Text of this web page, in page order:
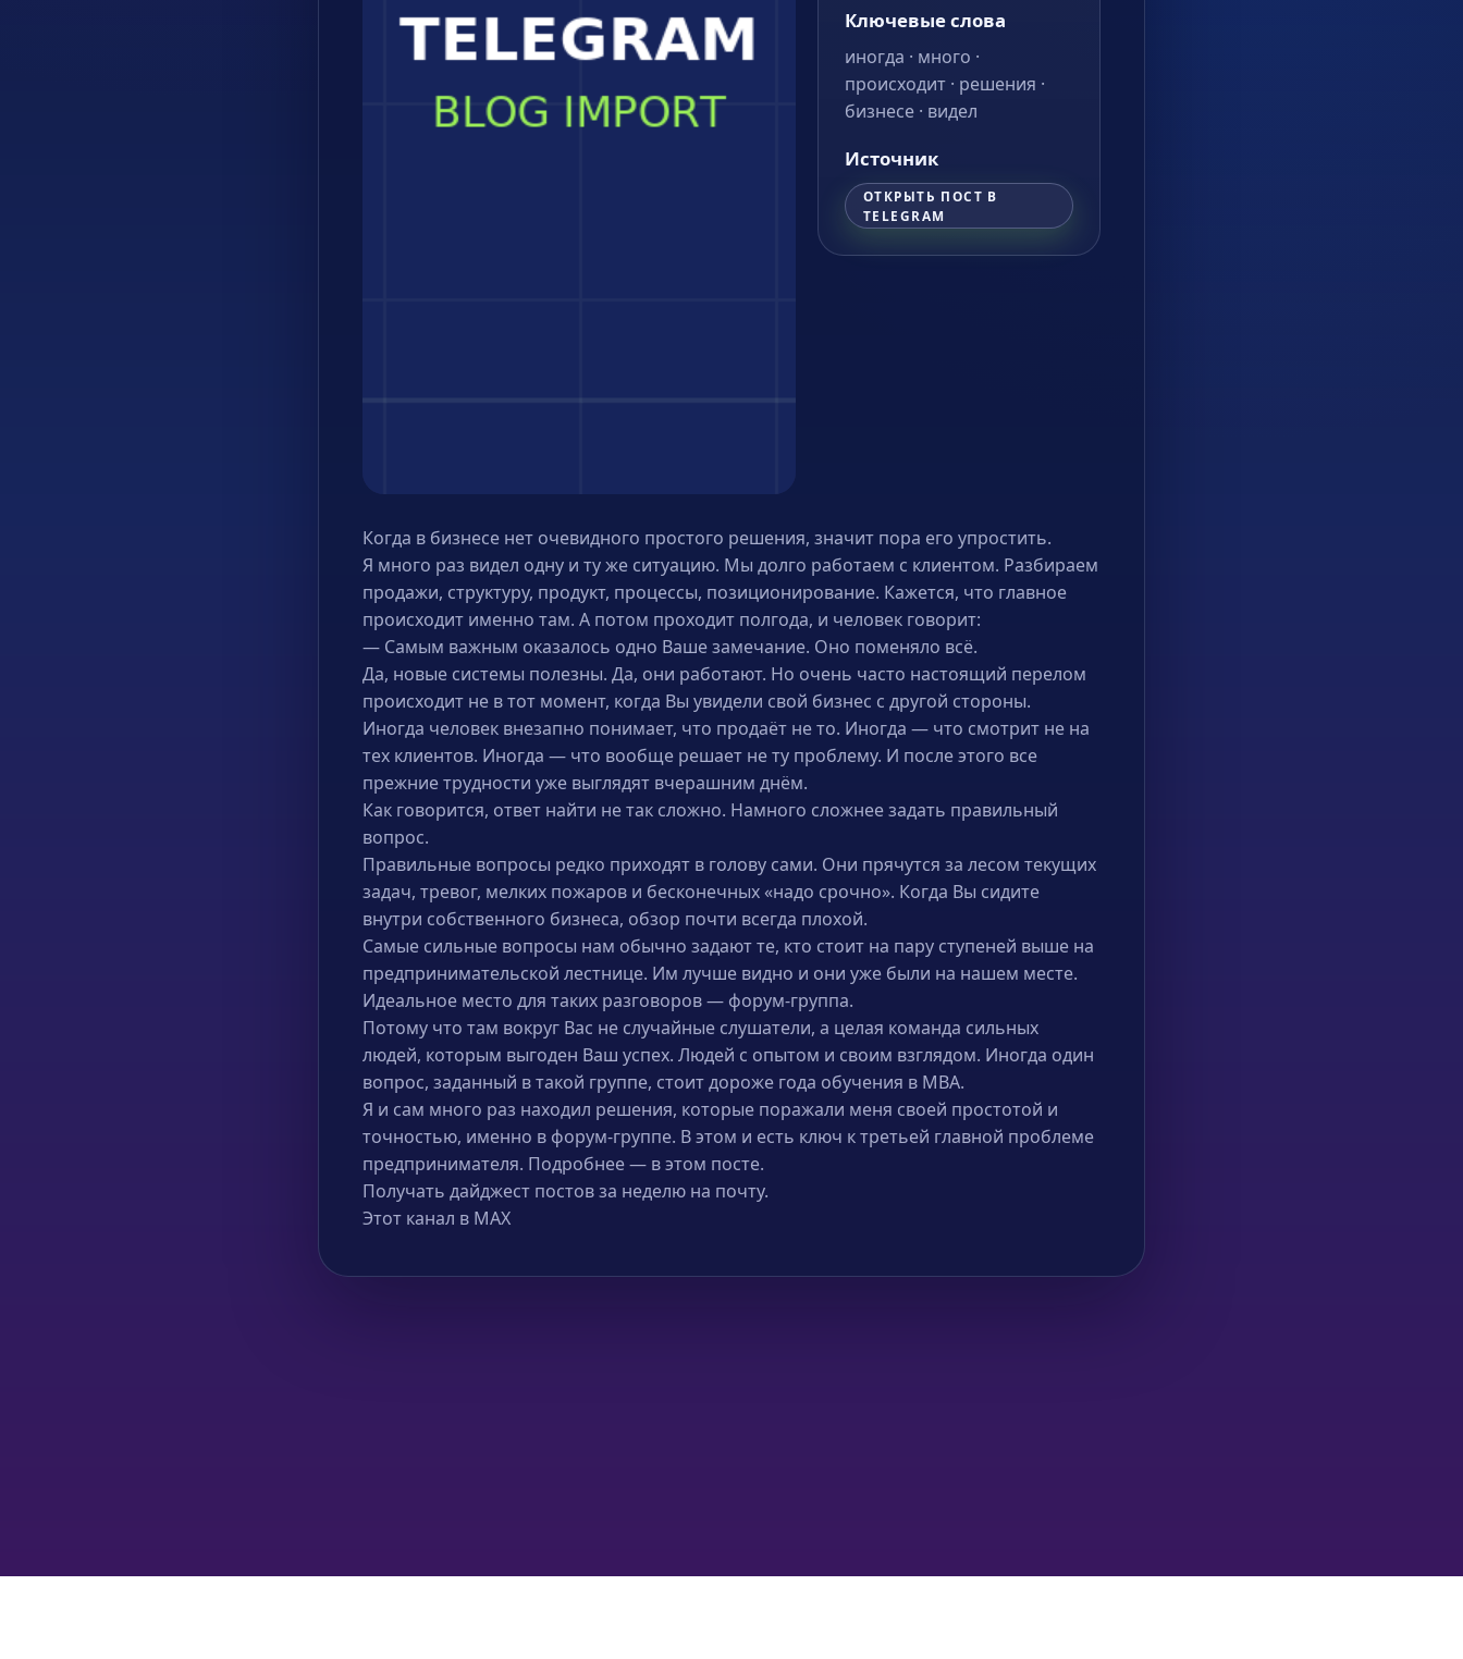
Ключевые слова
иногда · много ·
происходит · решения ·
бизнесе · видел
Источник
ОТКРЫТЬ ПОСТ В
TELEGRAM
Когда в бизнесе нет очевидного простого решения, значит пора его упростить.
Я много раз видел одну и ту же ситуацию. Мы долго работаем с клиентом. Разбираем
продажи, структуру, продукт, процессы, позиционирование. Кажется, что главное
происходит именно там. А потом проходит полгода, и человек говорит:
— Самым важным оказалось одно Ваше замечание. Оно поменяло всё.
Да, новые системы полезны. Да, они работают. Но очень часто настоящий перелом
происходит не в тот момент, когда Вы увидели свой бизнес с другой стороны.
Иногда человек внезапно понимает, что продаёт не то. Иногда — что смотрит не на
тех клиентов. Иногда — что вообще решает не ту проблему. И после этого все
прежние трудности уже выглядят вчерашним днём.
Как говорится, ответ найти не так сложно. Намного сложнее задать правильный
вопрос.
Правильные вопросы редко приходят в голову сами. Они прячутся за лесом текущих
задач, тревог, мелких пожаров и бесконечных «надо срочно». Когда Вы сидите
внутри собственного бизнеса, обзор почти всегда плохой.
Самые сильные вопросы нам обычно задают те, кто стоит на пару ступеней выше на
предпринимательской лестнице. Им лучше видно и они уже были на нашем месте.
Идеальное место для таких разговоров — форум-группа.
Потому что там вокруг Вас не случайные слушатели, а целая команда сильных
людей, которым выгоден Ваш успех. Людей с опытом и своим взглядом. Иногда один
вопрос, заданный в такой группе, стоит дороже года обучения в MBA.
Я и сам много раз находил решения, которые поражали меня своей простотой и
точностью, именно в форум-группе. В этом и есть ключ к третьей главной проблеме
предпринимателя. Подробнее — в этом посте.
Получать дайджест постов за неделю на почту.
Этот канал в MAX